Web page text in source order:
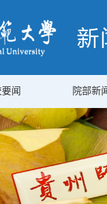
闻 院部新